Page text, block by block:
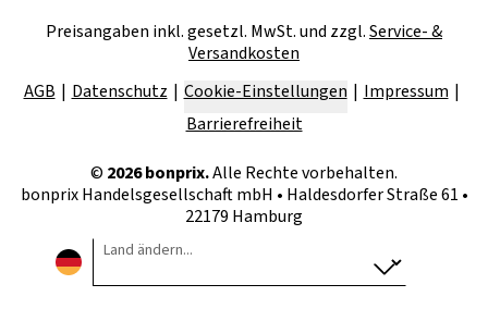
Preisangaben inkl. gesetzl. MwSt. und zzgl.Service- &
Versandkosten
AGB
Datenschutz Cookie-Einstellungen
Impressum
Barrierefreiheit
© 2026bonprix.Alle Rechte vorbehalten.
bonprix Handelsgesellschaft mbH • Haldesdorfer Straße 61 •
22179 Hamburg
Land ändern...